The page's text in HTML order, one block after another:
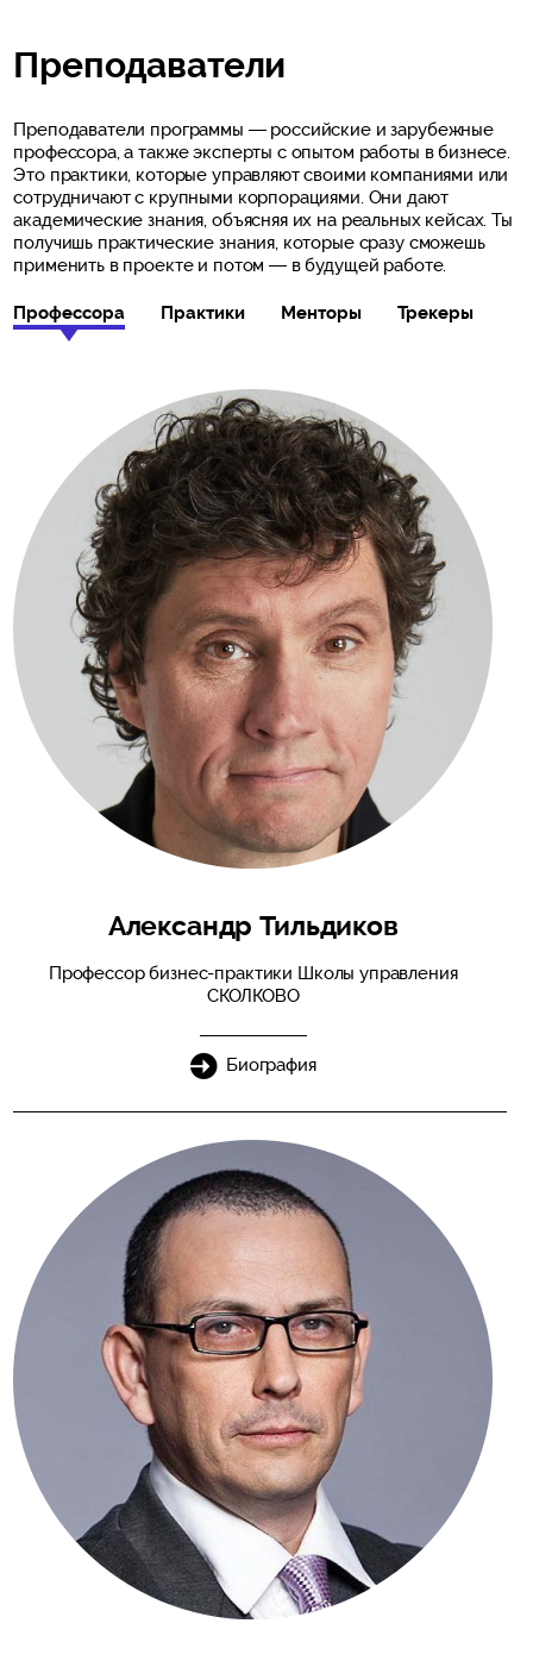
Преподаватели
Преподаватели программы — российские и зарубежные
профессора, а также эксперты с опытом работы в бизнесе.
Это практики, которые управляют своими компаниями или
сотрудничают с крупными корпорациями. Они дают
академические знания, объясняя их на реальных кейсах. Ты
получишь практические знания, которые сразу сможешь
применить в проекте и потом — в будущей работе.
Профессора Практики Менторы Трекеры
Александр Тильдиков
Профессор бизнес-практики Школы управления
СКОЛКОВО
Биография